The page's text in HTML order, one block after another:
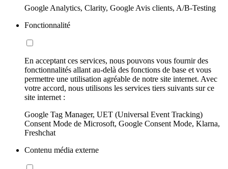
Google Analytics, Clarity, Google Avis clients, A/B-Testing
Fonctionnalité
En acceptant ces services, nous pouvons vous fournir des
fonctionnalités allant au-delà des fonctions de base et vous
permettre une utilisation agréable de notre site internet. Avec
votre accord, nous utilisons les services tiers suivants sur ce
site internet :
Google Tag Manager, UET (Universal Event Tracking)
Consent Mode de Microsoft, Google Consent Mode, Klarna,
Freshchat
Contenu média externe